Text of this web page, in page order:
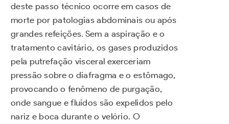
deste passo técnico ocorre em casos de
morte por patologias abdominais ou após
grandes refeições. Sem a aspiração e o
tratamento cavitário, os gases produzidos
pela putrefação visceral exerceriam
pressão sobre o diafragma e o estômago,
provocando o fenômeno de purgação,
onde sangue e fluidos são expelidos pelo
nariz e boca durante o velório. O